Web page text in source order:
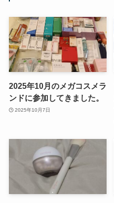
2025年10月のメガコスメラ
ンドに参加してきました。
2025年10月7日